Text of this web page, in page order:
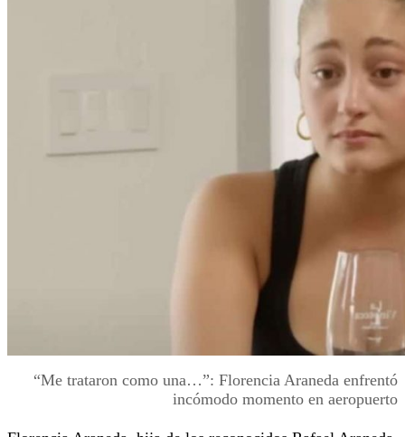
“Me trataron como una…”: Florencia Araneda enfrentó
incómodo momento en aeropuerto